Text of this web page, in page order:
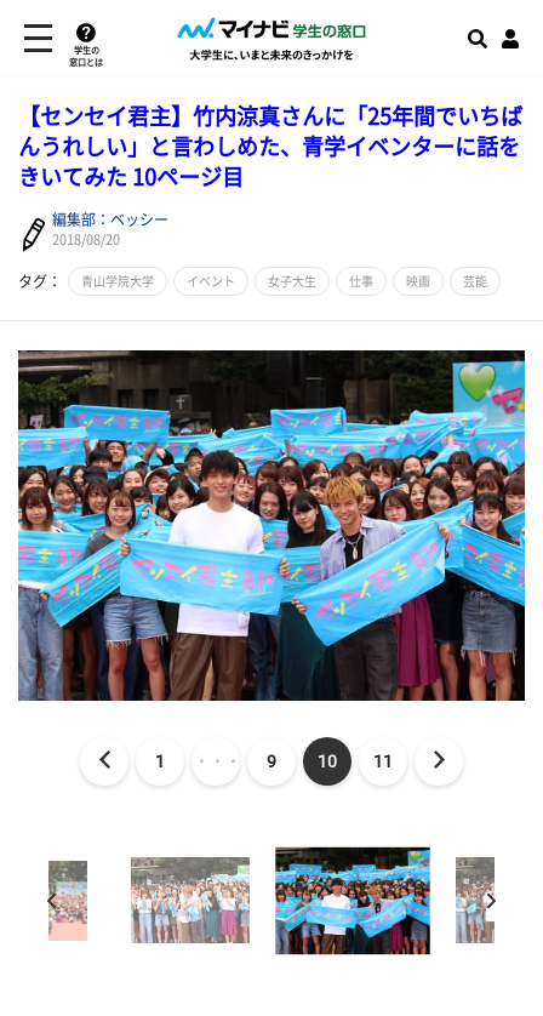
学生の
窓口とは
【センセイ君主】竹内涼真さんに「25年間でいちば
んうれしい」と言わしめた、青学イベンターに話を
きいてみた 10ページ目
編集部：ベッシー
2018/08/20
タグ： 青山学院大学 イベント 女子大生 仕事 映画 芸能
1 ・・・ 9 10 11